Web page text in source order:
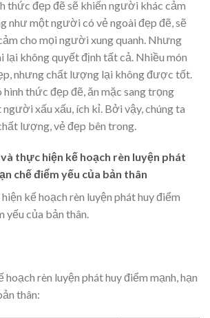
thức đẹp đẽ sẽ khiến người khác cảm
như một người có vẻ ngoài đẹp đẽ, sẽ
cho mọi người xung quanh. Nhưng
lại không quyết định tất cả. Nhiều món
nhưng chất lượng lại không được tốt.
thức đẹp đẽ, ăn mặc sang trọng
xấu xấu, ích kỉ. Bởi vậy, chúng ta
lượng, vẻ đẹp bên trong.
thực hiện kế hoạch rèn luyện phát
chế điểm yếu của bản thân
kế hoạch rèn luyện phát huy điểm
yếu của bản thân.
hoạch rèn luyện phát huy điểm mạnh, hạn
thân: